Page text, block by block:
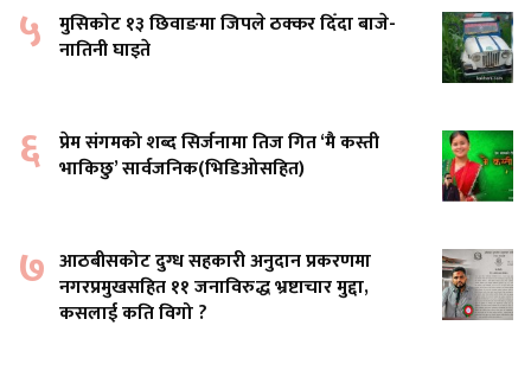
५ मुसिकाेट १३ छिवाङमा जिपले ठक्कर दिँदा बाजे-
नातिनी घाइते
६ प्रेम संगमको शब्द सिर्जनामा तिज गित ‘मै कस्ती
भाकिछु’ सार्वजनिक(भिडिओसहित)
७ आठबीसकोट दुग्ध सहकारी अनुदान प्रकरणमा
नगरप्रमुखसहित ११ जनाविरुद्ध भ्रष्टाचार मुद्दा,
कसलाई कति विगो ?